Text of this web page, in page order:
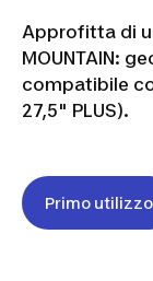
Approfitta di
MOUNTAIN:
compatibile
27,5" PLUS).
Primo utilizzo